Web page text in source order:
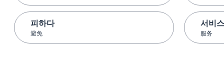
피하다
避免
서비스
服务